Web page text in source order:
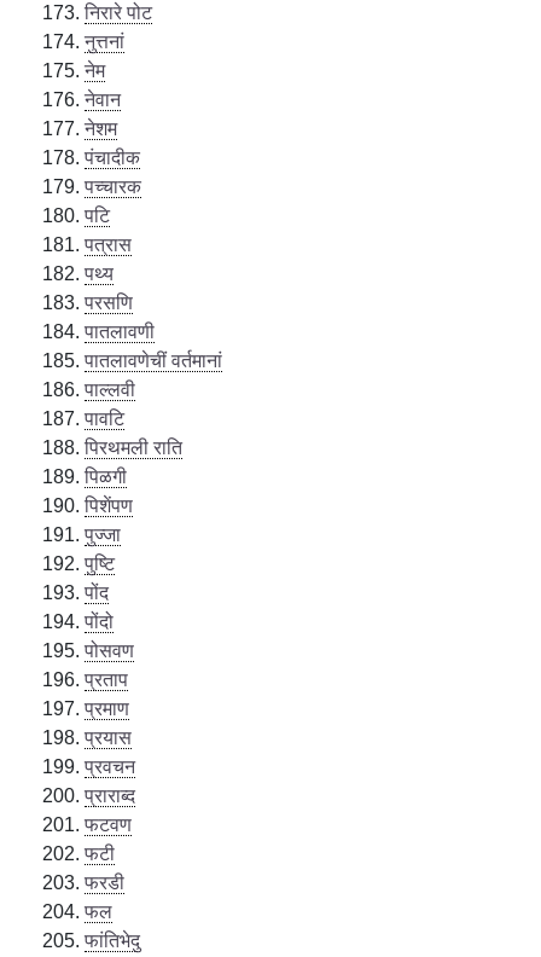
निरारे पोट
नुत्तनां
नेम
नेवान
नेशम
पंचादीक
पच्चारक
पटि
पत्रास
पथ्य
परसणि
पातलावणी
पातलावणेचीं वर्तमानां
पाल्लवी
पावटि
पिरथमली राति
पिळगी
पिशेंपण
पुज्जा
पुष्टि
पोंद
पोंदो
पोसवण
प्रताप
प्रमाण
प्रयास
प्रवचन
प्राराब्द
फटवण
फटी
फरडी
फल
फांतिभेदु